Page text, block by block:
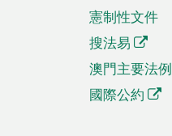
憲制性文件
搜法易
澳門主要法例
國際公約